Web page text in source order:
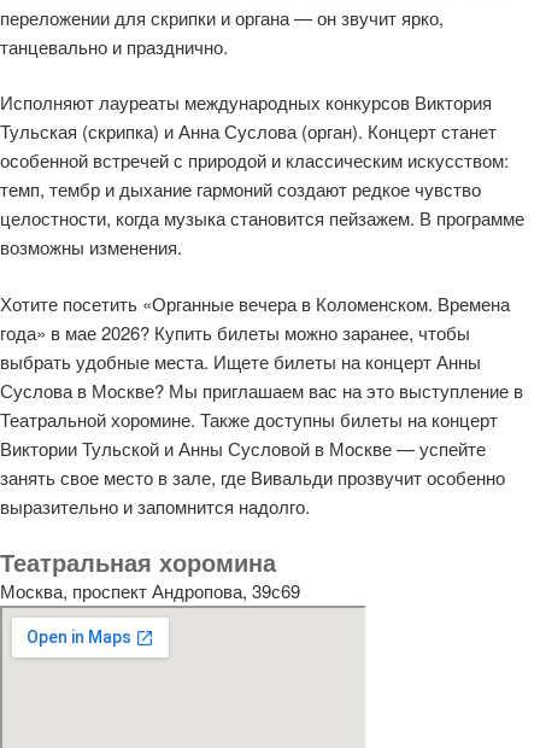
переложении для скрипки и органа — он звучит ярко,
танцевально и празднично.
Исполняют лауреаты международных конкурсов Виктория
Тульская (скрипка) и Анна Суслова (орган). Концерт станет
особенной встречей с природой и классическим искусством:
темп, тембр и дыхание гармоний создают редкое чувство
целостности, когда музыка становится пейзажем. В программе
возможны изменения.
Хотите посетить «Органные вечера в Коломенском. Времена
года» в мае 2026? Купить билеты можно заранее, чтобы
выбрать удобные места. Ищете билеты на концерт Анны
Суслова в Москве? Мы приглашаем вас на это выступление в
Театральной хоромине. Также доступны билеты на концерт
Виктории Тульской и Анны Сусловой в Москве — успейте
занять свое место в зале, где Вивальди прозвучит особенно
выразительно и запомнится надолго.
Театральная хоромина
Москва, проспект Андропова, 39с69